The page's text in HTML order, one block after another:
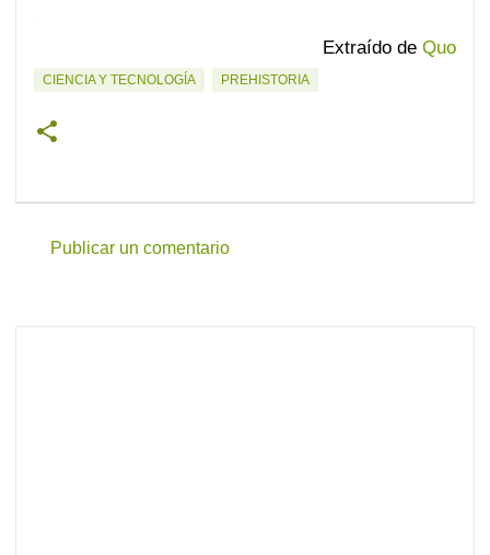
.
Extraído de Quo
CIENCIA Y TECNOLOGÍA PREHISTORIA
Publicar un comentario